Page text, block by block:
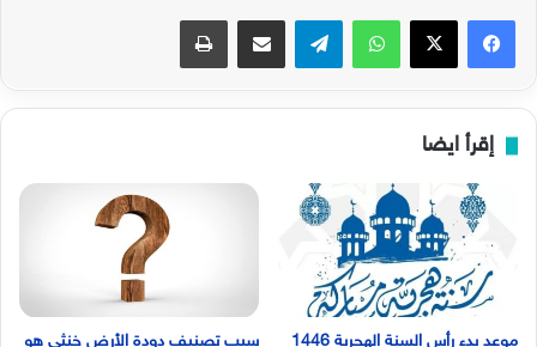
فيسبوك‫X واتساب تيلقرام مشاركة عبر البريد طباعة
إقرأ ايضا
موعد بدء رأس السنة الهجرية 1446
سبب تصنيف دودة الأرض خنثى هو